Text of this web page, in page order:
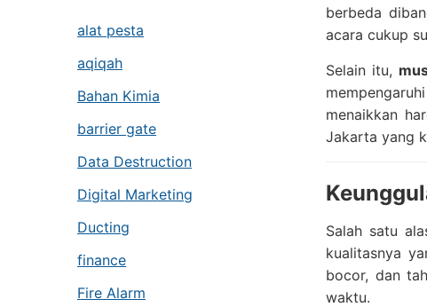
alat pesta
aqiqah
Bahan Kimia
barrier gate
Data Destruction
Digital Marketing
Ducting
finance
Fire Alarm
berbeda
acara cukup
Selain itu,
menaikkan
Jakarta yang
Salah satu
kualitasnya
bocor, dan
waktu.